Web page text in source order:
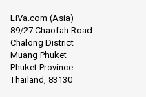
LiVa.com (Asia)
89/27 Chaofah Road
Chalong District
Muang Phuket
Phuket Province
Thailand, 83130